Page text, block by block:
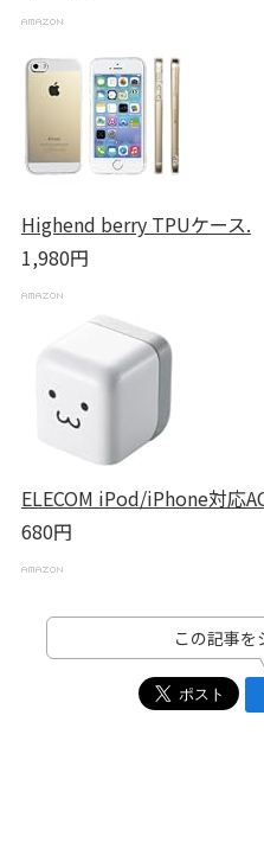
Highend berry TPUケース.
1,980円
ELECOM iPod/iPhone対応
680円
この記事を